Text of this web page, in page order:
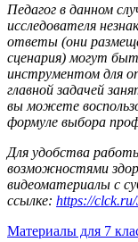
Педагог в данном
исследователя
ответы (они
сценария) могут
инструментом для
главной задачей
вы можете
формуле выбора
Для удобства
возможностями
видеоматериалы с
ссылке: https://
Материалы для 7